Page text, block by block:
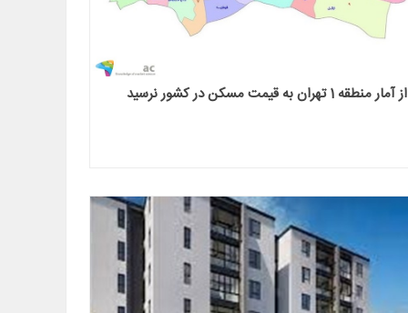
از آمار منطقه 1 تهران به قیمت مسکن در کشور نرسید